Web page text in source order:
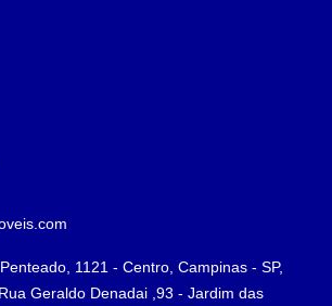
1121 - Centro, Campinas - SP,
Geraldo Denadai ,93 - Jardim das